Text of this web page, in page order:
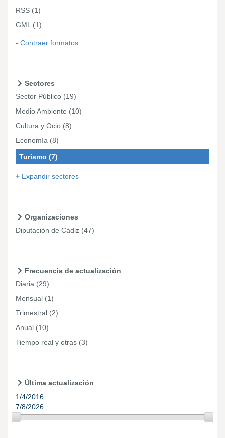
RSS (1)
GML (1)
Contraer formatos
Sectores
Sector Público (19)
Medio Ambiente (10)
Cultura y Ocio (8)
Economía (8)
Turismo (7)
Expandir sectores
Organizaciones
Diputación de Cádiz (47)
Frecuencia de actualización
Diaria (29)
Mensual (1)
Trimestral (2)
Anual (10)
Tiempo real y otras (3)
Última actualización
1/4/2016
7/8/2026